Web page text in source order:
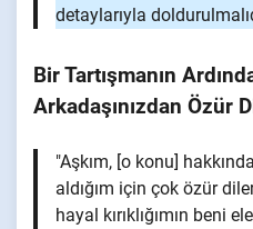
detaylarıyla
Bir Tartışmanın
Arkadaşınızdan Özür
"Aşkım, [o konu]
aldığım için çok özür
hayal kırıklığımın beni